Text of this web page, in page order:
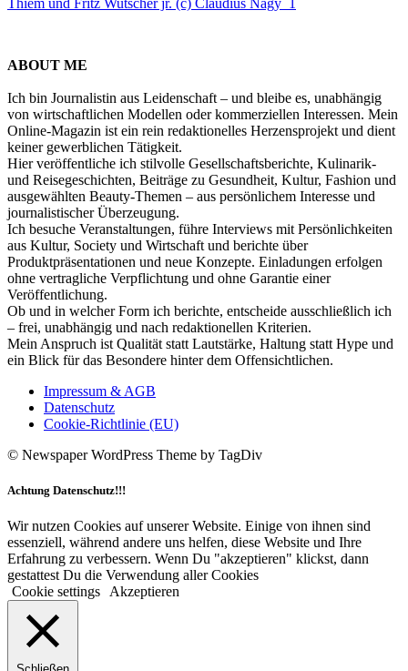
ABOUT ME
Ich bin Journalistin aus Leidenschaft – und bleibe es, unabhängig
von wirtschaftlichen Modellen oder kommerziellen Interessen. Mein
Online-Magazin ist ein rein redaktionelles Herzensprojekt und dient
keiner gewerblichen Tätigkeit.
Hier veröffentliche ich stilvolle Gesellschaftsberichte, Kulinarik-
und Reisegeschichten, Beiträge zu Gesundheit, Kultur, Fashion und
ausgewählten Beauty-Themen – aus persönlichem Interesse und
journalistischer Überzeugung.
Ich besuche Veranstaltungen, führe Interviews mit Persönlichkeiten
aus Kultur, Society und Wirtschaft und berichte über
Produktpräsentationen und neue Konzepte. Einladungen erfolgen
ohne vertragliche Verpflichtung und ohne Garantie einer
Veröffentlichung.
Ob und in welcher Form ich berichte, entscheide ausschließlich ich
– frei, unabhängig und nach redaktionellen Kriterien.
Mein Anspruch ist Qualität statt Lautstärke, Haltung statt Hype und
ein Blick für das Besondere hinter dem Offensichtlichen.
Impressum & AGB
Datenschutz
Cookie-Richtlinie (EU)
© Newspaper WordPress Theme by TagDiv
Achtung Datenschutz!!!
Wir nutzen Cookies auf unserer Website. Einige von ihnen sind
essenziell, während andere uns helfen, diese Website und Ihre
Erfahrung zu verbessern. Wenn Du "akzeptieren" klickst, dann
gestattest Du die Verwendung aller Cookies
Cookie settings
Akzeptieren